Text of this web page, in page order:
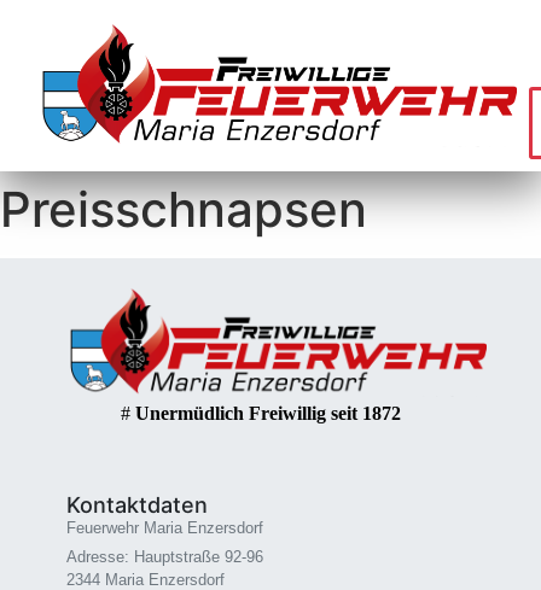
Preisschnapsen
# Unermüdlich Freiwillig seit 1872
Kontaktdaten
Feuerwehr Maria Enzersdorf
Adresse: Hauptstraße 92-96
2344 Maria Enzersdorf